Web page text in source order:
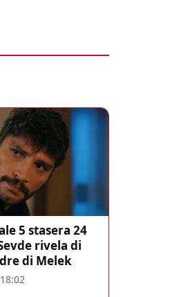
5 stasera 24
rivela di
di Melek